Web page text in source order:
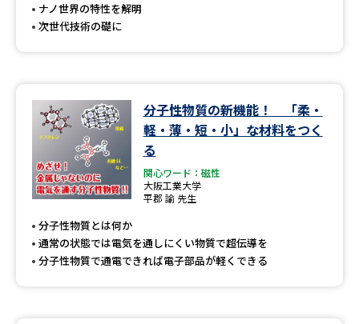
Ｑ＆Ａ よくあるご質問
テレメール
お支払いサイト
個人情報取扱規定
ナノ世界の特性を解明
次世代技術の礎に
分子性物質の新機能！ 「柔・
軽・薄・短・小」な材料をつく
る
関心ワード：磁性
大阪工業大学
平郡 諭 先生
分子性物質とは何か
通常の状態では電気を通しにくい物質で超伝導を
分子性物質で通電できれば電子部品が軽くできる